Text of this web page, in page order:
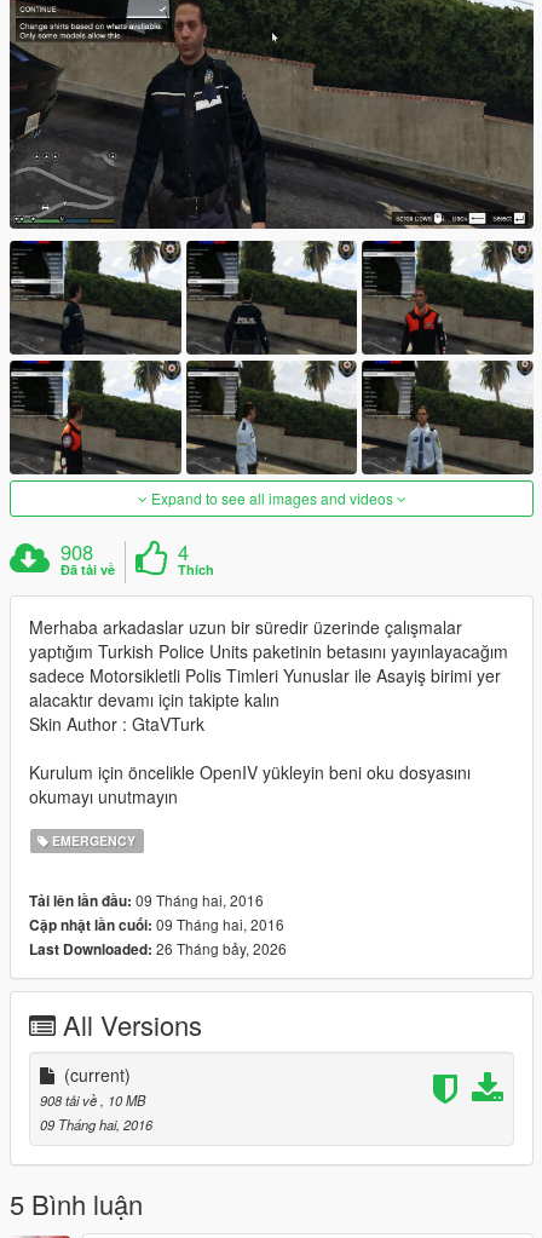
Expand to see all images and videos
908
Đã tải về
4
Thích
Merhaba arkadaslar uzun bir süredir üzerinde çalışmalar
yaptığım Turkish Police Units paketinin betasını yayınlayacağım
sadece Motorsikletli Polis Timleri Yunuslar ile Asayiş birimi yer
alacaktır devamı için takipte kalın
Skin Author : GtaVTurk
Kurulum için öncelikle OpenIV yükleyin beni oku dosyasını
okumayı unutmayın
EMERGENCY
Tải lên lần đầu: 09 Tháng hai, 2016
Cập nhật lần cuối: 09 Tháng hai, 2016
Last Downloaded: 26 Tháng bảy, 2026
All Versions
(current)
908 tải về, 10 MB
09 Tháng hai, 2016
5 Bình luận